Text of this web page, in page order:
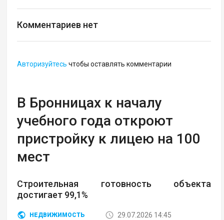
Комментариев нет
Авторизуйтесь чтобы оставлять комментарии
В Бронницах к началу
учебного года откроют
пристройку к лицею на 100
мест
Строительная готовность объекта
достигает 99,1%
НЕДВИЖИМОСТЬ
29.07.2026 14:45